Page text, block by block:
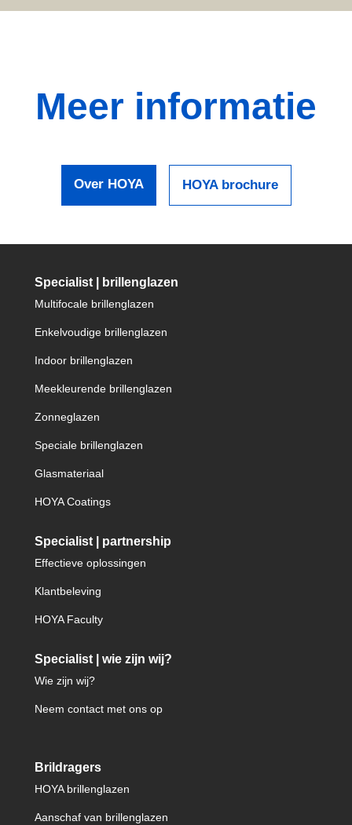
Meer informatie
Over HOYA HOYA brochure
Specialist | brillenglazen
Multifocale brillenglazen
Enkelvoudige brillenglazen
Indoor brillenglazen
Meekleurende brillenglazen
Zonneglazen
Speciale brillenglazen
Glasmateriaal
HOYA Coatings
Specialist | partnership
Effectieve oplossingen
Klantbeleving
HOYA Faculty
Specialist | wie zijn wij?
Wie zijn wij?
Neem contact met ons op
Brildragers
HOYA brillenglazen
Aanschaf van brillenglazen